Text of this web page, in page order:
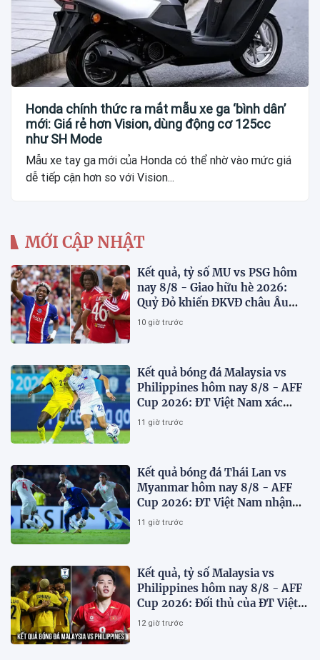
Honda chính thức ra mắt mẫu xe ga ‘bình dân’
mới: Giá rẻ hơn Vision, dùng động cơ 125cc
như SH Mode
Mẫu xe tay ga mới của Honda có thể nhờ vào mức giá
dễ tiếp cận hơn so với Vision...
MỚI CẬP NHẬT
Kết quả, tỷ số MU vs PSG hôm
nay 8/8 - Giao hữu hè 2026:
Quỷ Đỏ khiến ĐKVĐ châu Âu
toát mồ hôi
10 giờ trước
Kết quả bóng đá Malaysia vs
Philippines hôm nay 8/8 - AFF
Cup 2026: ĐT Việt Nam xác
định đối thủ
11 giờ trước
Kết quả bóng đá Thái Lan vs
Myanmar hôm nay 8/8 - AFF
Cup 2026: ĐT Việt Nam nhận
'chiến thư'
11 giờ trước
Kết quả, tỷ số Malaysia vs
Philippines hôm nay 8/8 - AFF
Cup 2026: Đối thủ của ĐT Việt
Nam lộ diện
12 giờ trước